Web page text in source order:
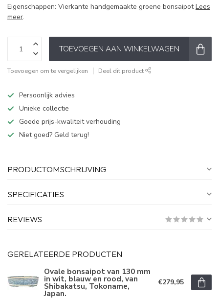
Eigenschappen: Vierkante handgemaakte groene bonsaipotLees
meer.
TOEVOEGEN AAN WINKELWAGEN
Toevoegen om te vergelijken Deel dit product
Persoonlijk advies
Unieke collectie
Goede prijs-kwaliteit verhouding
Niet goed? Geld terug!
PRODUCTOMSCHRIJVING
SPECIFICATIES
REVIEWS
GERELATEERDE PRODUCTEN
Ovale bonsaipot van 130 mm
in wit, blauw en rood, van
Shibakatsu, Tokoname,
Japan.
€279,95